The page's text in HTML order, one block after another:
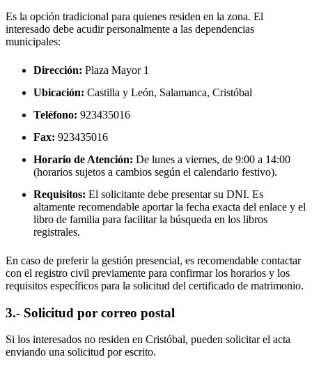
Es la opción tradicional para quienes residen en la zona. El
interesado debe acudir personalmente a las dependencias
municipales:
Dirección: Plaza Mayor 1
Ubicación: Castilla y León, Salamanca, Cristóbal
Teléfono: 923435016
Fax: 923435016
Horario de Atención: De lunes a viernes, de 9:00 a 14:00
(horarios sujetos a cambios según el calendario festivo).
Requisitos: El solicitante debe presentar su DNI. Es
altamente recomendable aportar la fecha exacta del enlace y el
libro de familia para facilitar la búsqueda en los libros
registrales.
En caso de preferir la gestión presencial, es recomendable contactar
con el registro civil previamente para confirmar los horarios y los
requisitos específicos para la solicitud del certificado de matrimonio.
3.- Solicitud por correo postal
Si los interesados no residen en Cristóbal, pueden solicitar el acta
enviando una solicitud por escrito.